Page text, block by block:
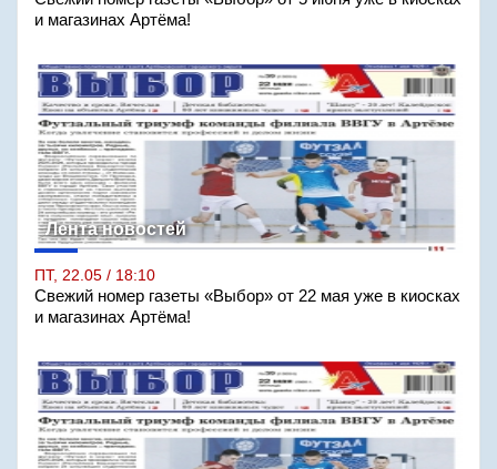
и магазинах Артёма!
Лента новостей
ПТ, 22.05 / 18:10
Свежий номер газеты «Выбор» от 22 мая уже в киосках
и магазинах Артёма!